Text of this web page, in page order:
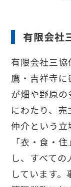
有限会社
有限会社三
鷹・吉祥寺に
が畑や野原
にわたり、
仲介という立
「衣・食・
し、すべて
しています